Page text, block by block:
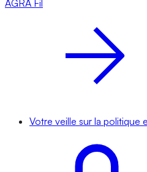
AGRA Fil
Votre veille sur la politique